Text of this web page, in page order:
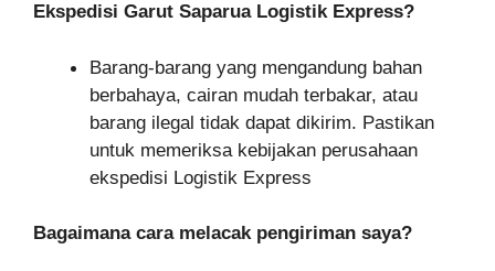
Ekspedisi Garut Saparua Logistik Express?
Barang-barang yang mengandung bahan
berbahaya, cairan mudah terbakar, atau
barang ilegal tidak dapat dikirim. Pastikan
untuk memeriksa kebijakan perusahaan
ekspedisi Logistik Express
Bagaimana cara melacak pengiriman saya?